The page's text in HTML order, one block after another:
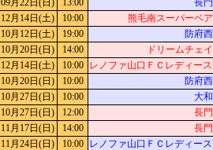
09月22日(日)
13:00
長
12月14日(土)
10:00 熊毛南スーパーベ
10月12日(土) 19:00
防府
10月20日(日)
14:00
ドリームチェ
12月14日(土)
10:00 レノファ山口ＦＣレディー
10月20日(日) 10:00
防府
10月27日(日)
10:00
大
10月27日(日)
12:00 長
11月17日(日) 14:00
長
11月24日(日)
10:00
レノファ山口ＦＣレディー